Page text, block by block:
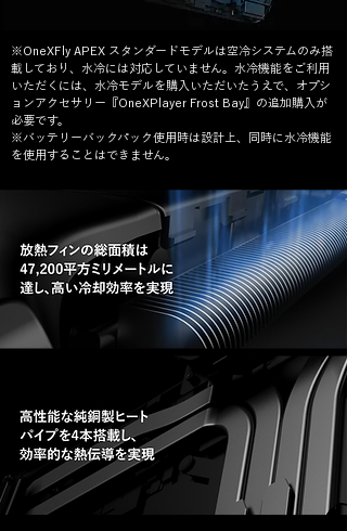
※OneXFly APEX スタンダードモデルは空冷システムのみ搭
載しており、水冷には対応していません。水冷機能をご利用
いただくには、水冷モデルを購入いただいたうえで、オプシ
ョンアクセサリー『OneXPlayer Frost Bay』の追加購入が
必要です。
※バッテリーバックパック使用時は設計上、同時に水冷機能
を使用することはできません。